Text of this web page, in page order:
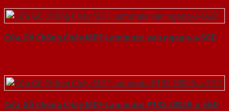
Cửa Gỗ Chống Cháy MDF Laminate van ngang-a-SGD
Cửa Gỗ Chống Cháy MDF Laminate P1R2 23029-a-SGD